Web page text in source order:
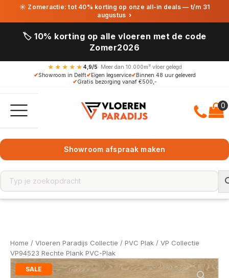
☀ Zomeractie: tot 40% korting op onze all-in deals — t/m 31
augustus ›
🏷️ 10% korting op alle vloeren met de code
Zomer2026
★★★★★ 4,9/5· Meer dan 10.000m² vloer gelegd
✔Showroom in Delft✔Eigen legservice✔Binnen 48 uur geleverd
✔Gratis bezorging vanaf €500,-
Showroom afspraak maken
Home / Vloeren Paradijs Collectie / PVC Plak / VP Collectie
VP94523 Rechte Plank PVC-Plak
SALE